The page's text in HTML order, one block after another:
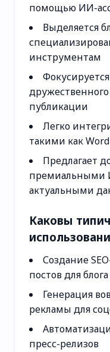
помощью ИИ-
Выделяется
инструментам
дружественного
публикации
Легко
такими как
Предлагает
премиальными
актуальными
Каковы
Создание
постов для
Генерация
рекламы для
пресс-релизов